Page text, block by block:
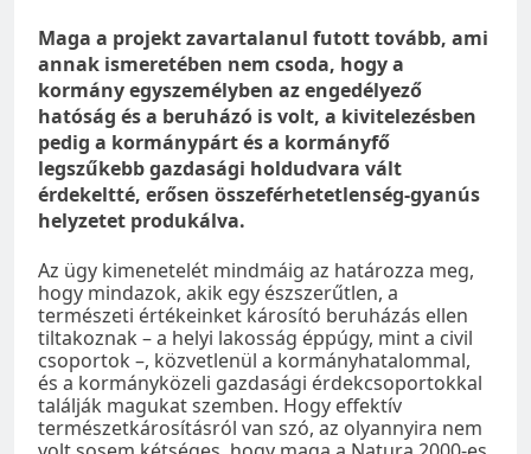
Maga a projekt zavartalanul futott tovább, ami
annak ismeretében nem csoda, hogy a
kormány egyszemélyben az engedélyező
hatóság és a beruházó is volt, a kivitelezésben
pedig a kormánypárt és a kormányfő
legszűkebb gazdasági holdudvara vált
érdekeltté, erősen összeférhetetlenség-gyanús
helyzetet produkálva.
Az ügy kimenetelét mindmáig az határozza meg,
hogy mindazok, akik egy észszerűtlen, a
természeti értékeinket károsító beruházás ellen
tiltakoznak – a helyi lakosság éppúgy, mint a civil
csoportok –, közvetlenül a kormányhatalommal,
és a kormányközeli gazdasági érdekcsoportokkal
találják magukat szemben. Hogy effektív
természetkárosításról van szó, az olyannyira nem